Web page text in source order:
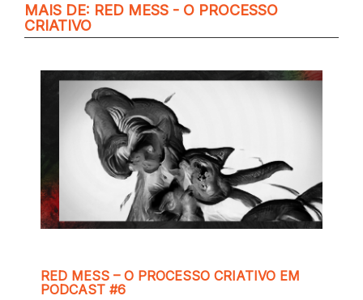
MAIS DE: RED MESS - O PROCESSO
CRIATIVO
RED MESS – O PROCESSO CRIATIVO EM
PODCAST #6